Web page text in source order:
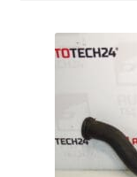
Obchodní podmínky
Platby